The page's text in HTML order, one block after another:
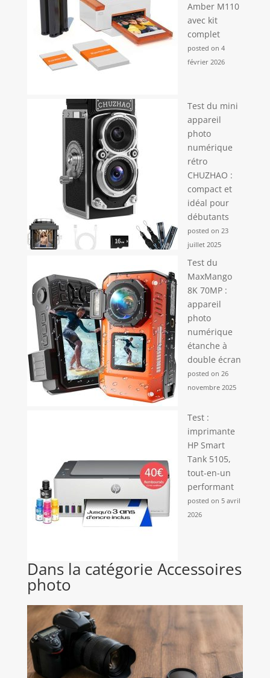
Amber M110
avec kit
complet
posted on 4
février 2026
Test du mini
appareil
photo
numérique
rétro
CHUZHAO :
compact et
idéal pour
débutants
posted on 23
juillet 2025
Test du
MaxMango
8K 70MP :
appareil
photo
numérique
étanche à
double écran
posted on 26
novembre 2025
Test :
imprimante
HP Smart
Tank 5105,
tout-en-un
performant
posted on 5 avril
2026
Dans la catégorie Accessoires
photo